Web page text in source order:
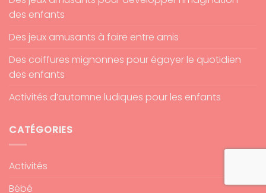
des enfants
Des jeux amusants à faire entre amis
Des coiffures mignonnes pour égayer le quotidien
des enfants
Activités d’automne ludiques pour les enfants
CATÉGORIES
Activités
Bébé